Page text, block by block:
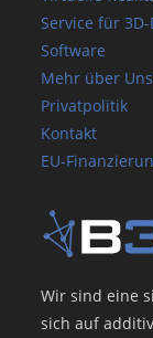
Service für
Software
Mehr über Uns
Privatpolitik
Kontakt
EU-
Wir sind eine
sich auf